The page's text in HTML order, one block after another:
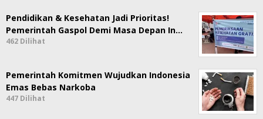
Pendidikan & Kesehatan Jadi Prioritas!
Pemerintah Gaspol Demi Masa Depan In…
462 Dilihat
Pemerintah Komitmen Wujudkan Indonesia
Emas Bebas Narkoba
447 Dilihat